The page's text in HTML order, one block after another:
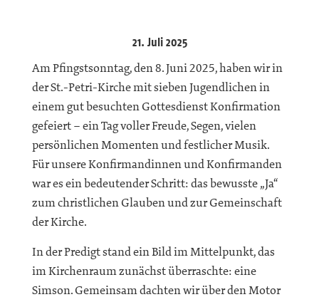
21. Juli 2025
Am Pfingstsonntag, den 8. Juni 2025, haben wir in
der St.-Petri-Kirche mit sieben Jugendlichen in
einem gut besuchten Gottesdienst Konfirmation
gefeiert – ein Tag voller Freude, Segen, vielen
persönlichen Momenten und festlicher Musik.
Für unsere Konfirmandinnen und Konfirmanden
war es ein bedeutender Schritt: das bewusste „Ja“
zum christlichen Glauben und zur Gemeinschaft
der Kirche.
In der Predigt stand ein Bild im Mittelpunkt, das
im Kirchenraum zunächst überraschte: eine
Simson. Gemeinsam dachten wir über den Motor